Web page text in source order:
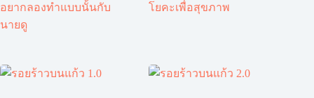
อยากลองทำแบบนั้นกับ
นายดู
โยคะเพื่อสุขภาพ